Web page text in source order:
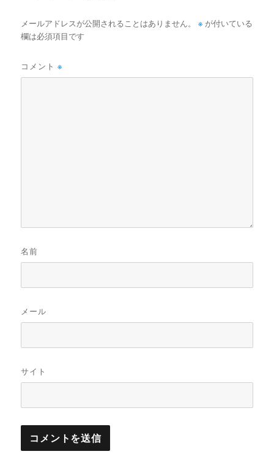
メールアドレスが公開されることはありません。 ※ が付いている
欄は必須項目です
コメント※
名前
メール
サイト